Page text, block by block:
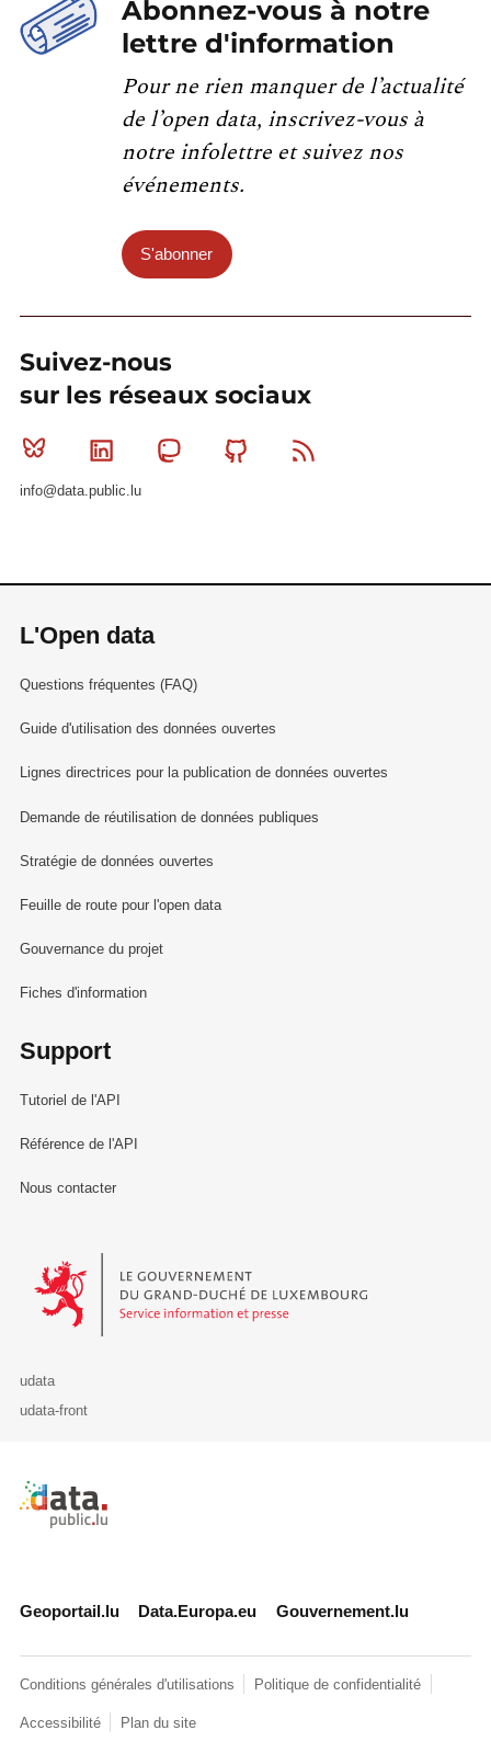
Abonnez-vous à notre
lettre d'information
Pour ne rien manquer de l’actualité
de l’open data, inscrivez-vous à
notre infolettre et suivez nos
événements.
S'abonner
Suivez-nous
sur les réseaux sociaux
Bluesky Linkedin MastodonGithub
info@data.public.lu
L'Open data
Questions fréquentes (FAQ)
Guide d'utilisation des données ouvertes
Lignes directrices pour la publication de données ouvertes
Demande de réutilisation de données publiques
Stratégie de données ouvertes
Feuille de route pour l'open data
Gouvernance du projet
Fiches d'information
Support
Tutoriel de l'API
Référence de l'API
Nous contacter
Le Gouvernement du Grand-Duché de Luxembourg - Service
udata
udata-front
Retour à l'accueil de data.public.lu
Geoportail.lu Data.Europa.eu Gouvernement.lu
Conditions générales d'utilisations Politique de confidentialité
Accessibilité Plan du site